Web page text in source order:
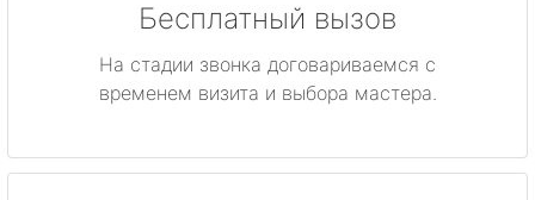
Бесплатный вызов
На стадии звонка договариваемся с
временем визита и выбора мастера.